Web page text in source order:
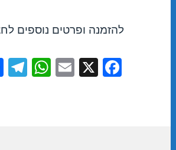
להזמנה ופרטים נוספים
F
X
E
W